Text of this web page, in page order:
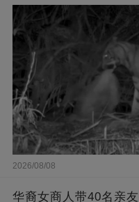
2026/08/08
华裔女商人带40名亲